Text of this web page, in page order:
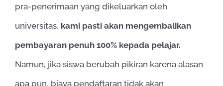
pra-penerimaan yang dikeluarkan oleh
universitas, kami pasti akan mengembalikan
pembayaran penuh 100% kepada pelajar.
Namun, jika siswa berubah pikiran karena alasan
apa pun, biaya pendaftaran tidak akan